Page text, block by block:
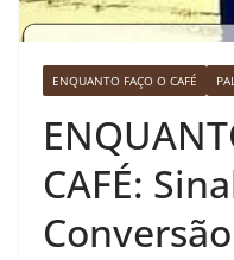
ENQUANTO FAÇO O CAFÉ
CAFÉ:
Conversão